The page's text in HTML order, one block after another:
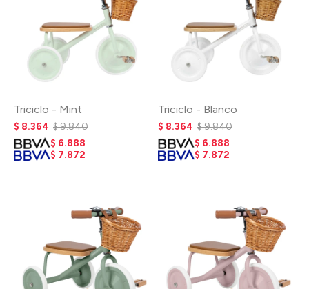
Triciclo - Mint
$ 8.364 $9.840
$ 6.888
$ 7.872
Triciclo - Blanco
$ 8.364 $9.840
$ 6.888
$ 7.872